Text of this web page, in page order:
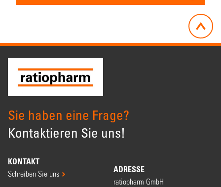
Sie haben eine Frage?
Kontaktieren Sie uns!
KONTAKT
Schreiben Sie uns ADRESSE
ratiopharm GmbH